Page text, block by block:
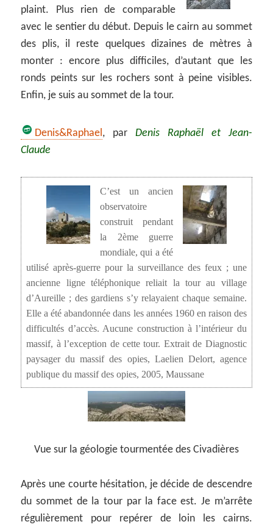
plaint. Plus rien de comparable
avec le sentier du début. Depuis le cairn au sommet
des plis, il reste quelques dizaines de mètres à
monter : encore plus difficiles, d’autant que les
ronds peints sur les rochers sont à peine visibles.
Enfin, je suis au sommet de la tour.
Denis&Raphael, parDenis Raphaël et Jean-
Claude
C’est un ancien
observatoire
construit pendant
la 2ème guerre
mondiale, qui a été
utilisé après-guerre pour la surveillance des feux ; une
ancienne ligne téléphonique reliait la tour au village
d’Aureille ; des gardiens s’y relayaient chaque semaine.
Elle a été abandonnée dans les années 1960 en raison des
difficultés d’accès. Aucune construction à l’intérieur du
massif, à l’exception de cette tour. Extrait de Diagnostic
paysager du massif des opies, Laelien Delort, agence
publique du massif des opies, 2005, Maussane
Vue sur la géologie tourmentée des Civadières
Après une courte hésitation, je décide de descendre
du sommet de la tour par la face est. Je m’arrête
régulièrement pour repérer de loin les cairns.